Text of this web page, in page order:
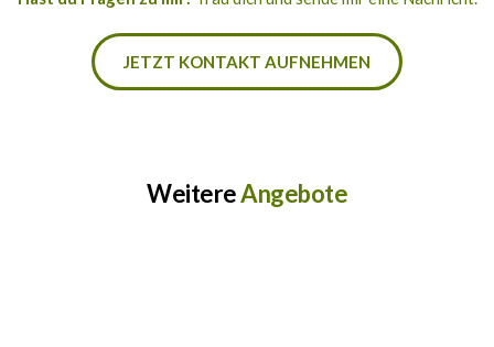
JETZT KONTAKT AUFNEHMEN
Weitere Angebote